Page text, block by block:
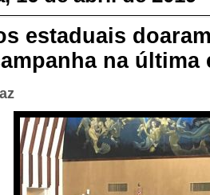
estaduais
na última